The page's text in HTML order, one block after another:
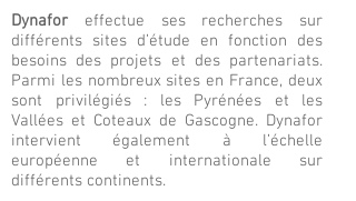
Dynafor effectue ses recherches sur
différents sites d’étude en fonction des
besoins des projets et des partenariats.
Parmi les nombreux sites en France, deux
sont privilégiés : les Pyrénées et les
Vallées et Coteaux de Gascogne. Dynafor
intervient également à l’échelle
européenne et internationale sur
différents continents.